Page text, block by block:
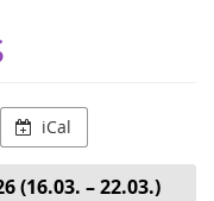
iCal
(16.03. – 22.03.)